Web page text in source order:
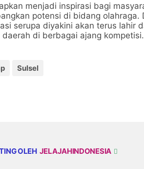
menjadi inspirasi bagi
potensi di bidang olahraga.
serupa diyakini akan terus lahir
di berbagai ajang
Sulsel
OLEH JELAJAHINDONESIA